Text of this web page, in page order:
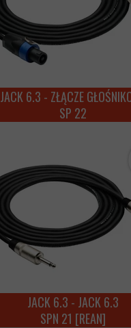
JACK 6.3 - JACK 6.3
SPN 21 [REAN]
JACK 6.3 - ZŁĄCZE
SP 22